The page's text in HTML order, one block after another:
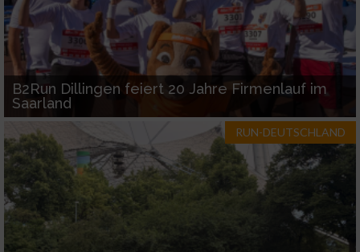
B2Run Dillingen feiert 20 Jahre Firmenlauf im
Saarland
RUN-DEUTSCHLAND
Verwendung genauer Standortdaten
Geräte anhand von aktiv angeforderten
Informationen identifizieren
Nicht-IAB-Verarbeitungszwecke:
Notwendig
Performance
Funktional